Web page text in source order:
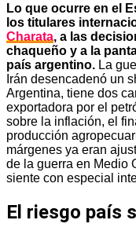
Lo que ocurre en el
los titulares
Charata, a las
chaqueño y a la
país argentino. La
Irán desencadenó un
Argentina, tiene dos
exportadora por el
sobre la inflación, el
producción
márgenes ya eran
de la guerra en Medio
siente con especial
El riesgo país